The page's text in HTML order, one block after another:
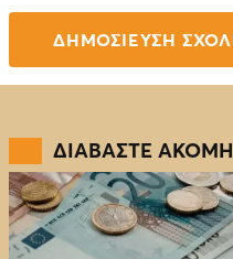
ΔΙΑΒΑΣΤΕ ΑΚΟΜΗ